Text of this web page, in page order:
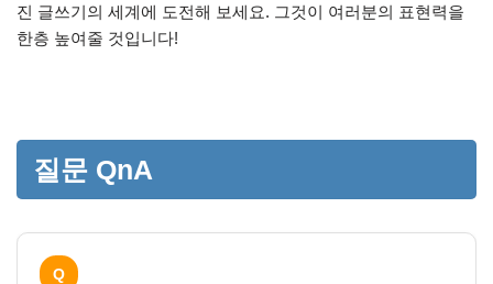
진 글쓰기의 세계에 도전해 보세요. 그것이 여러분의 표현력을
한층 높여줄 것입니다!
질문 QnA
Q